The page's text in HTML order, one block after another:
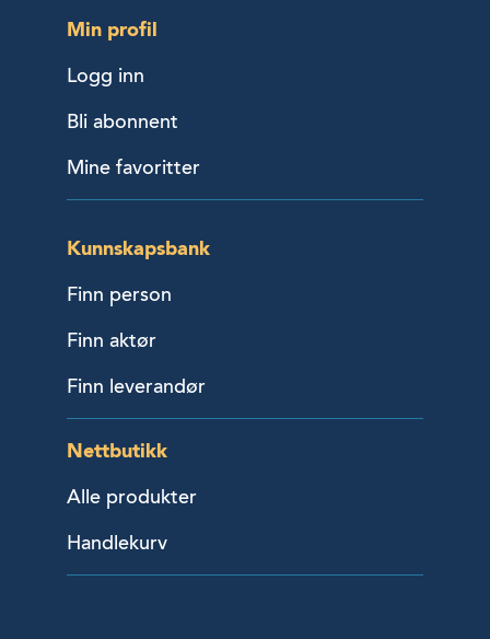
Min profil
Logg inn
Bli abonnent
Mine favoritter
Kunnskapsbank
Finn person
Finn aktør
Finn leverandør
Nettbutikk
Alle produkter
Handlekurv